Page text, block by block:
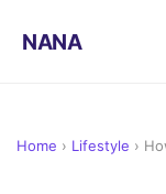
NANA
Home › Lifestyle ›